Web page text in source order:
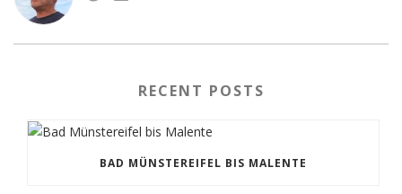
RECENT POSTS
BAD MÜNSTEREIFEL BIS MALENTE